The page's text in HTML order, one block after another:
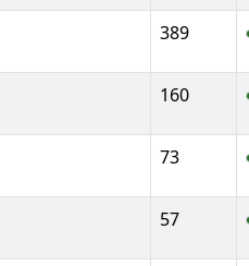
389
160
73
57